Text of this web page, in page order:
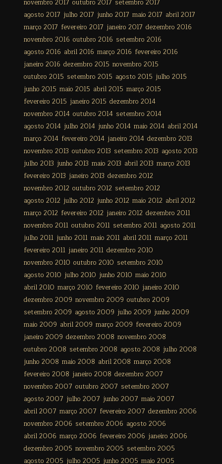
novembro 2017 outubro 2017 setembro 2017
agosto 2017 julho 2017 junho 2017 maio 2017 abril 2017
março 2017 fevereiro 2017 janeiro 2017 dezembro 2016
novembro 2016 outubro 2016 setembro 2016
agosto 2016 abril 2016 março 2016 fevereiro 2016
janeiro 2016 dezembro 2015 novembro 2015
outubro 2015 setembro 2015 agosto 2015 julho 2015
junho 2015 maio 2015 abril 2015 março 2015
fevereiro 2015 janeiro 2015 dezembro 2014
novembro 2014 outubro 2014 setembro 2014
agosto 2014 julho 2014 junho 2014 maio 2014 abril 2014
março 2014 fevereiro 2014 janeiro 2014 dezembro 2013
novembro 2013 outubro 2013 setembro 2013 agosto 2013
julho 2013 junho 2013 maio 2013 abril 2013 março 2013
fevereiro 2013 janeiro 2013 dezembro 2012
novembro 2012 outubro 2012 setembro 2012
agosto 2012 julho 2012 junho 2012 maio 2012 abril 2012
março 2012 fevereiro 2012 janeiro 2012 dezembro 2011
novembro 2011 outubro 2011 setembro 2011 agosto 2011
julho 2011 junho 2011 maio 2011 abril 2011 março 2011
fevereiro 2011 janeiro 2011 dezembro 2010
novembro 2010 outubro 2010 setembro 2010
agosto 2010 julho 2010 junho 2010 maio 2010
abril 2010 março 2010 fevereiro 2010 janeiro 2010
dezembro 2009 novembro 2009 outubro 2009
setembro 2009 agosto 2009 julho 2009 junho 2009
maio 2009 abril 2009 março 2009 fevereiro 2009
janeiro 2009 dezembro 2008 novembro 2008
outubro 2008 setembro 2008 agosto 2008 julho 2008
junho 2008 maio 2008 abril 2008 março 2008
fevereiro 2008 janeiro 2008 dezembro 2007
novembro 2007 outubro 2007 setembro 2007
agosto 2007 julho 2007 junho 2007 maio 2007
abril 2007 março 2007 fevereiro 2007 dezembro 2006
novembro 2006 setembro 2006 agosto 2006
abril 2006 março 2006 fevereiro 2006 janeiro 2006
dezembro 2005 novembro 2005 setembro 2005
agosto 2005 julho 2005 junho 2005 maio 2005